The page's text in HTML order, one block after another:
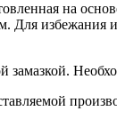
на